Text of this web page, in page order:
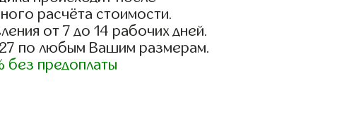
расчёта стоимости.
от 7 до 14 рабочих дней.
по любым Вашим размерам.
без предоплаты